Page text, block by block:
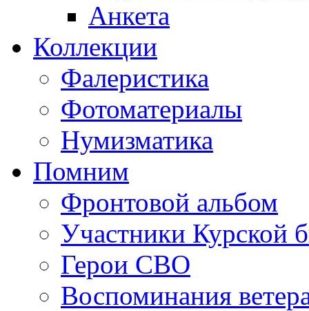
Анкета
Коллекции
Фалеристика
Фотоматериалы
Нумизматика
Помним
Фронтовой альбом
Участники Курской
Герои СВО
Воспоминания